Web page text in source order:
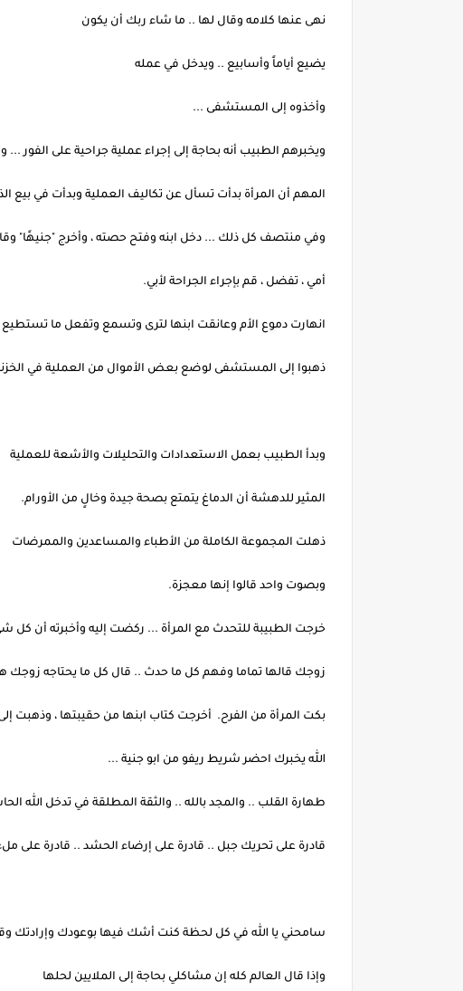
نهى عنها كلامه وقال لها .. ما شاء ربك أن يكون
يضيع أياماً وأسابيع .. ويدخل في عمله
وأخذوه إلى المستشفى ...
ويخبرهم الطبيب أنه بحاجة إلى إجراء عملية جراحية على الفور
المهم أن المرأة بدأت تسأل عن تكاليف العملية وبدأت في بيع
وفي منتصف كل ذلك ... دخل ابنه وفتح حصته ، وأخرج "جنيهًا"
أمي ، تفضل ، قم بإجراء الجراحة لأبي.
انهارت دموع الأم وعانقت ابنها لترى وتسمع وتفعل ما تستطيع
ذهبوا إلى المستشفى لوضع بعض الأموال من العملية في
وبدأ الطبيب بعمل الاستعدادات والتحليلات والأشعة للعملية
المثير للدهشة أن الدماغ يتمتع بصحة جيدة وخالٍ من الأورام.
ذهلت المجموعة الكاملة من الأطباء والمساعدين والممرضات
وبصوت واحد قالوا إنها معجزة.
خرجت الطبيبة للتحدث مع المرأة ... ركضت إليه وأخبرته أن كل
زوجك قالها تماما وفهم كل ما حدث .. قال كل ما يحتاجه زوجك
بكت المرأة من الفرح. أخرجت كتاب ابنها من حقيبتها ، وذهبت
الله يخبرك احضر شريط ريفو من ابو جنية ...
طهارة القلب .. والمجد بالله .. والثقة المطلقة في تدخل الله
قادرة على تحريك جبل .. قادرة على إرضاء الحشد .. قادرة على ملء
سامحني يا الله في كل لحظة كنت أشك فيها بوعودك وإرادتك
وإذا قال العالم كله إن مشاكلي بحاجة إلى الملايين لحلها